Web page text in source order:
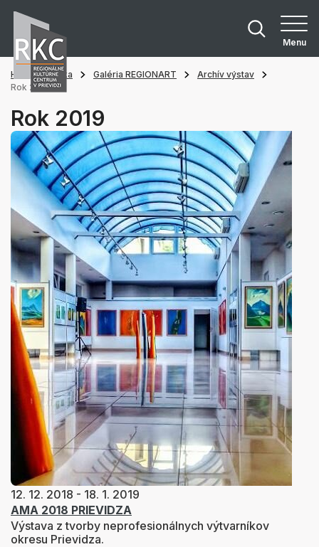
Menu
Hlavná stránka Galéria REGIONART
Archív výstav
Rok 2019
Rok 2019
12. 12. 2018 - 18. 1. 2019
AMA 2018 PRIEVIDZA
Výstava z tvorby neprofesionálnych výtvarníkov
okresu Prievidza.